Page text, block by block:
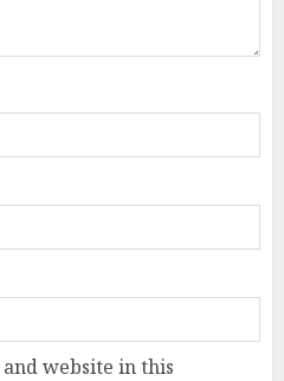
website in this